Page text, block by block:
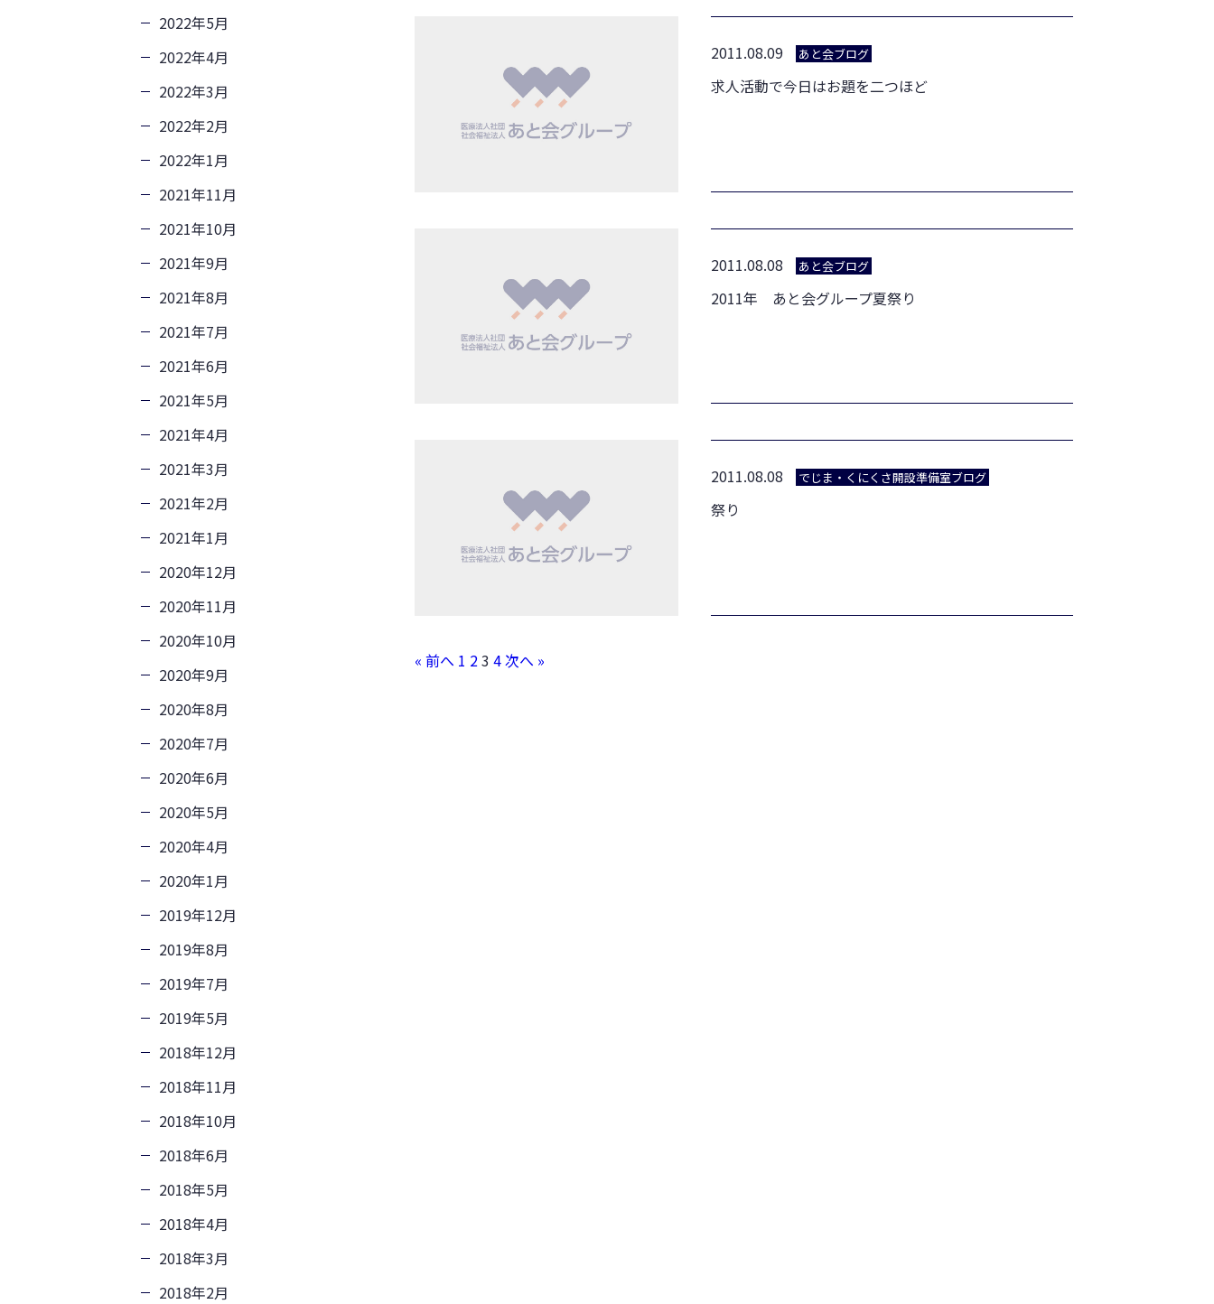
2011.08.09 あと会ブログ
求人活動で今日はお題を二つほど
2011.08.08 あと会ブログ
2011年 あと会グループ夏祭り
2011.08.08 でじま・くにくさ開設準備室ブログ
祭り
« 前へ 1 23 4次へ »
2022年5月
2022年4月
2022年3月
2022年2月
2022年1月
2021年11月
2021年10月
2021年9月
2021年8月
2021年7月
2021年6月
2021年5月
2021年4月
2021年3月
2021年2月
2021年1月
2020年12月
2020年11月
2020年10月
2020年9月
2020年8月
2020年7月
2020年6月
2020年5月
2020年4月
2020年1月
2019年12月
2019年8月
2019年7月
2019年5月
2018年12月
2018年11月
2018年10月
2018年6月
2018年5月
2018年4月
2018年3月
2018年2月